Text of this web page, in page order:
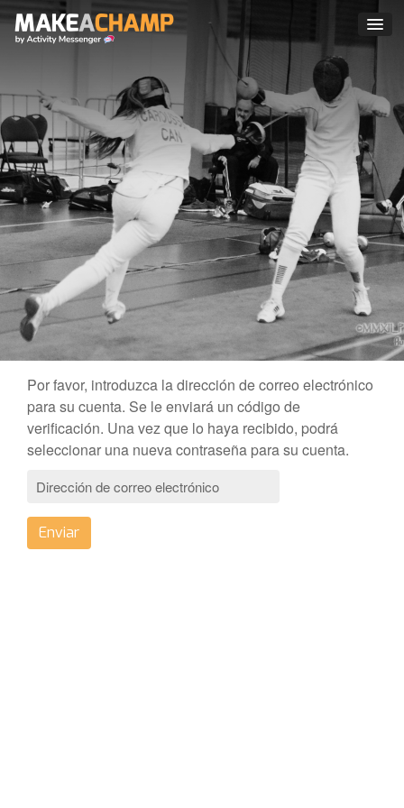
Por favor, introduzca la dirección de correo electrónico
para su cuenta. Se le enviará un código de
verificación. Una vez que lo haya recibido, podrá
seleccionar una nueva contraseña para su cuenta.
Enviar